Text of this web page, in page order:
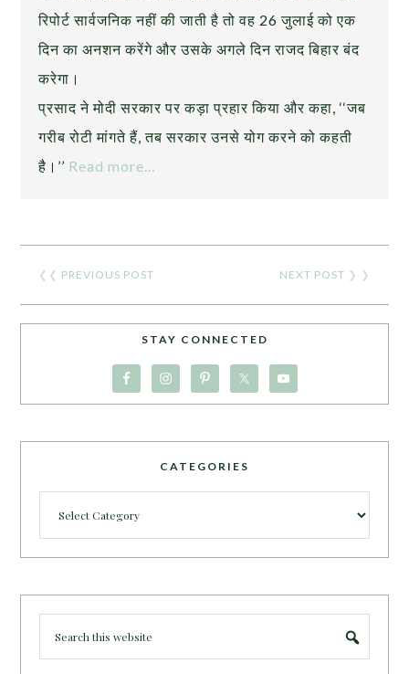
रिपोर्ट सार्वजनिक नहीं की जाती है तो वह 26 जुलाई को एक
दिन का अनशन करेंगे और उसके अगले दिन राजद बिहार बंद
करेगा।
प्रसाद ने मोदी सरकार पर कड़ा प्रहार किया और कहा, ‘‘जब
गरीब रोटी मांगते हैं, तब सरकार उनसे योग करने को कहती
है।’’ Read more…
❮❮ PREVIOUS POST NEXT POST ❯ ❯
STAY CONNECTED
CATEGORIES